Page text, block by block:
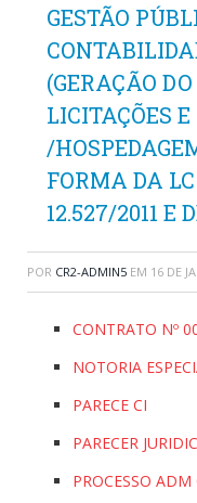
GESTÃO
(GERAÇÃO
LICITAÇÕES
/
FORMA DA
12.527/2011 E
POR CR2-ADMIN5 EM 16 DE
CONTRATO Nº
NOTORIA
PARECE CI
PARECER
PROCESSO